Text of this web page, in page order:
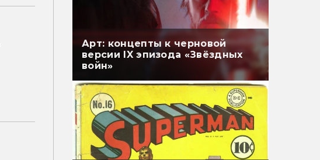
Арт: концепты к черновой
версии IX эпизода «Звёздных
войн»